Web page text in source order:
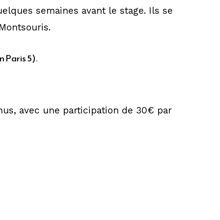
semaines avant le stage. Ils se
Paris 5).
avec une participation de 30€ par